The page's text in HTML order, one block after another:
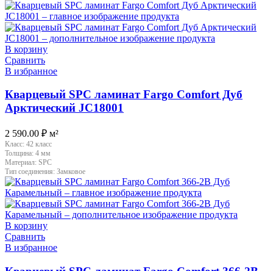
В корзину
Сравнить
В избранное
Кварцевый SPC ламинат Fargo Comfort Дуб
Арктический JC18001
2 590.00 ₽ м²
Класс: 42 класс
Толщина: 4 мм
Материал: SPC
Тип соединения: Замковое
В корзину
Сравнить
В избранное